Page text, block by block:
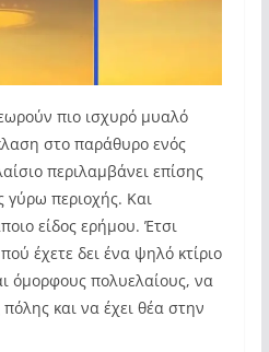
πιο ισχυρό μυαλό
στο παράθυρο ενός
περιλαμβάνει επίσης
γύρω περιοχής. Και
είδος ερήμου. Έτσι
έχετε δει ένα ψηλό κτίριο
όμορφους πολυελαίους, να
και να έχει θέα στην